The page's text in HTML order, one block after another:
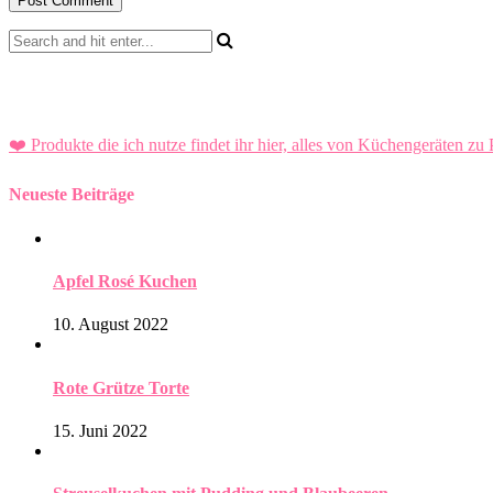
❤️ Produkte die ich nutze findet ihr hier, alles von Küchengeräten zu
Neueste Beiträge
Apfel Rosé Kuchen
10. August 2022
Rote Grütze Torte
15. Juni 2022